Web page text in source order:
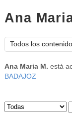
Ana
Todos los
Ana Maria M. está
BADAJOZ
Sus archivos